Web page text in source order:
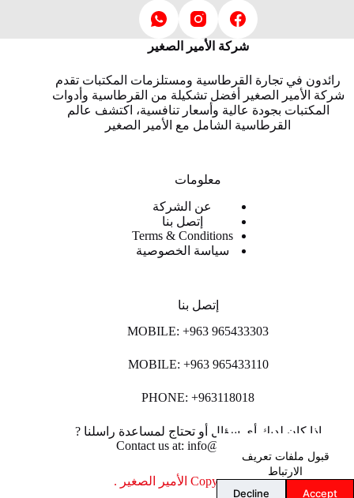
قبول ملفات تعريف
الارتباط
Accept
Decline
شركة الأمير الصغير
رائدون في تجارة القرطاسية ومستلزمات المكتبات تقدم
شركة الأمير الصغير أفضل تشكيلة من القرطاسية وأدوات
المكتبات بجودة عالية وأسعار تنافسية، اكتشف عالم
القرطاسية الشامل مع الأمير الصغير
معلومات
عن الشركة
إتصل بنا
Terms & Conditions
سياسة الخصوصية
إتصل بنا
MOBILE: +963 965433303
MOBILE: +963 965433110
PHONE: +963118018
اذا كان لديك أي سؤال أو تحتاج لمساعدة راسلنا ?
Contact us at: info@lpco-llc.com
Copyright © 2026 الأمير الصغير .